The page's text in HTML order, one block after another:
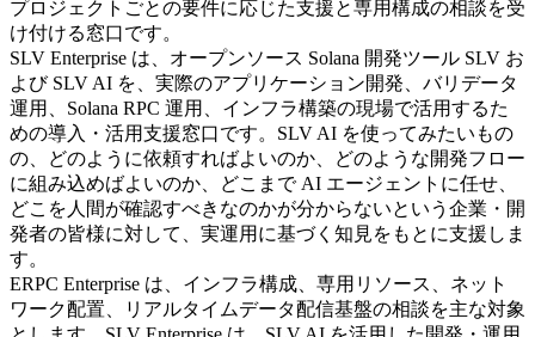
プロジェクトごとの要件に応じた支援と専用構成の相談を受
け付ける窓口です。
SLV Enterprise は、オープンソース Solana 開発ツール SLV お
よび SLV AI を、実際のアプリケーション開発、バリデータ
運用、Solana RPC 運用、インフラ構築の現場で活用するた
めの導入・活用支援窓口です。SLV AI を使ってみたいもの
の、どのように依頼すればよいのか、どのような開発フロー
に組み込めばよいのか、どこまで AI エージェントに任せ、
どこを人間が確認すべきなのかが分からないという企業・開
発者の皆様に対して、実運用に基づく知見をもとに支援しま
す。
ERPC Enterprise は、インフラ構成、専用リソース、ネット
ワーク配置、リアルタイムデータ配信基盤の相談を主な対象